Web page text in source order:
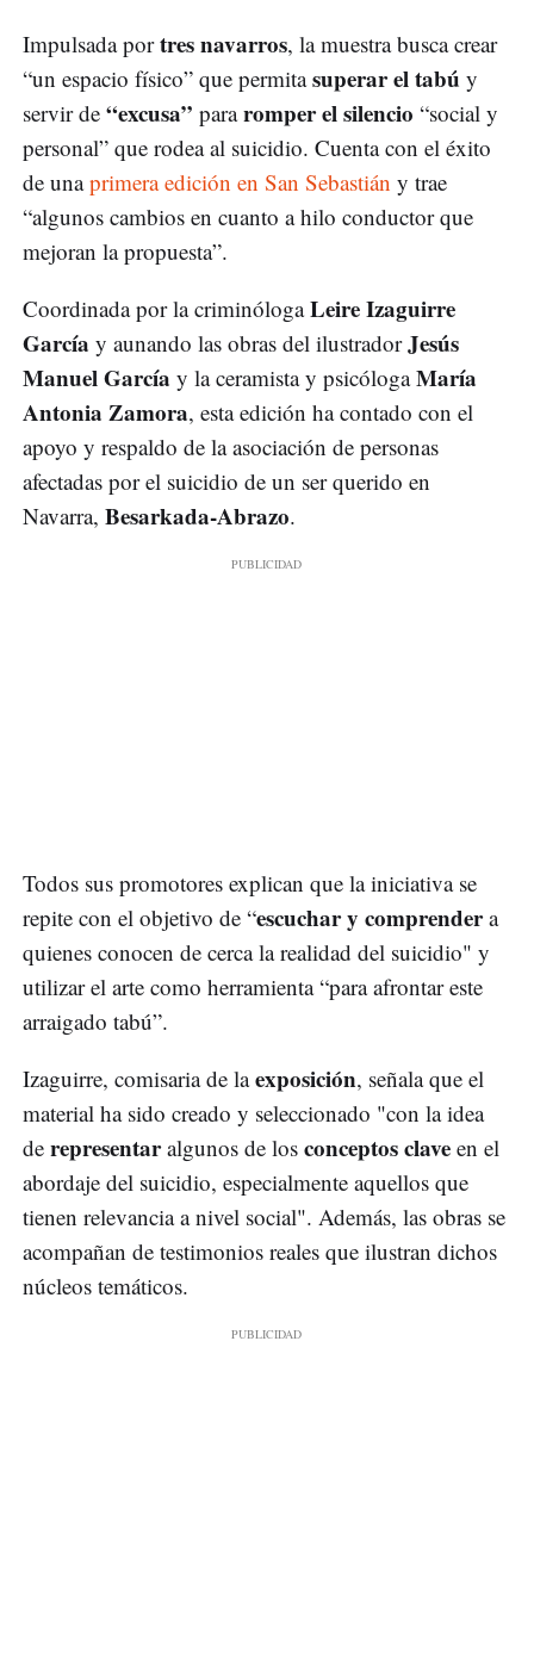
Impulsada portres navarros, la muestra busca crear
“un espacio físico” que permitasuperar el tabú y
servir de “excusa” pararomper el silencio “social y
personal” que rodea al suicidio. Cuenta con el éxito
de unaprimera edición en San Sebastián y trae
“algunos cambios en cuanto a hilo conductor que
mejoran la propuesta”.
Coordinada por la criminólogaLeire Izaguirre
García y aunando las obras del ilustradorJesús
Manuel García y la ceramista y psicólogaMaría
Antonia Zamora, esta edición ha contado con el
apoyo y respaldo de la asociación de personas
afectadas por el suicidio de un ser querido en
Navarra, Besarkada-Abrazo.
Todos sus promotores explican que la iniciativa se
repite con el objetivo de “escuchar y comprendera
quienes conocen de cerca la realidad del suicidio" y
utilizar el arte como herramienta “para afrontar este
arraigado tabú”.
Izaguirre, comisaria de laexposición, señala que el
material ha sido creado y seleccionado "con la idea
de representaralgunos de los conceptos clave en el
abordaje del suicidio, especialmente aquellos que
tienen relevancia a nivel social". Además, las obras se
acompañan de testimonios reales que ilustran dichos
núcleos temáticos.